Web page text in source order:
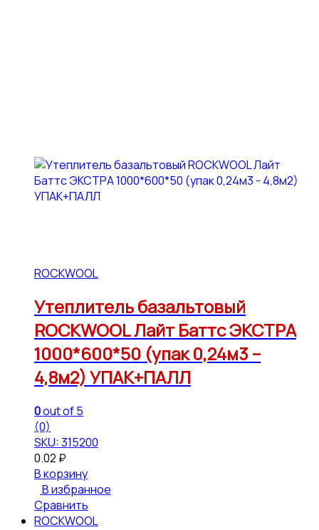
ROCKWOOL
Утеплитель базальтовый
ROCKWOOL Лайт Баттс ЭКСТРА
1000*600*50 (упак 0,24м3 –
4,8м2) УПАК+ПАЛЛ
0out of 5
(0)
SKU: 315200
0.02 ₽
В корзину
В избранное
Сравнить
ROCKWOOL